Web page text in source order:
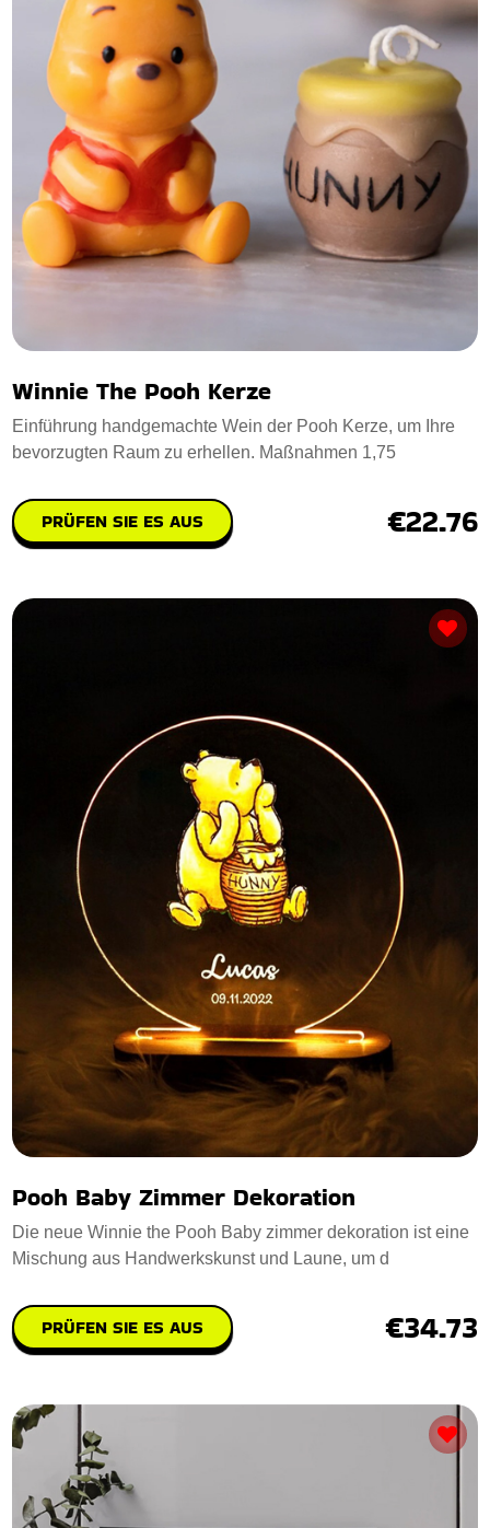
Winnie The Pooh Kerze
Einführung handgemachte Wein der Pooh Kerze, um Ihre
bevorzugten Raum zu erhellen. Maßnahmen 1,75
PRÜFEN SIE ES AUS €22.76
Pooh Baby Zimmer Dekoration
Die neue Winnie the Pooh Baby zimmer dekoration ist eine
Mischung aus Handwerkskunst und Laune, um d
PRÜFEN SIE ES AUS €34.73